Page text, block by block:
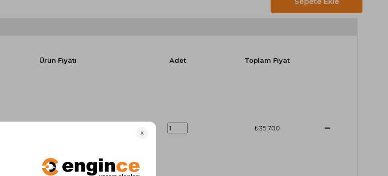
Ürün Fiyatı Adet Toplam Fiyat
₺35.700